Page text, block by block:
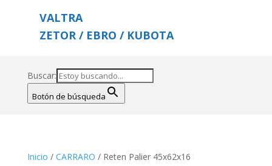
VALTRA
ZETOR / EBRO / KUBOTA
Buscar:
Botón de búsqueda
Inicio / CARRARO / Reten Palier 45x62x16